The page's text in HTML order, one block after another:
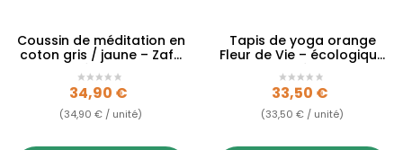
Coussin de méditation en
coton gris / jaune – Zafu
népalais
Prix
34,90 €
(34,90 € / unité)
Tapis de yoga orange
Fleur de Vie – écologique
& antidérapant
Prix
33,50 €
(33,50 € / unité)